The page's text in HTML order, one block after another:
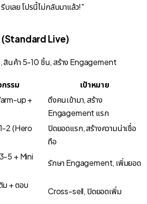
รีบเลย โปรนี้ไม่กลับมาแล้ว!"
(Standard Live)
, สินค้า 5-10 ชิ้น, สร้าง Engagement
กรรม
เป้าหมาย
up +
ดึงคนเข้ามา, สร้าง
Engagement แรก
2 (Hero
ปิดยอดแรก, สร้างความน่าเชื่อ
ถือ
5 + Mini
รักษา Engagement, เพิ่มยอด
ม + ตอบ
Cross-sell,ปิดยอดเพิ่ม